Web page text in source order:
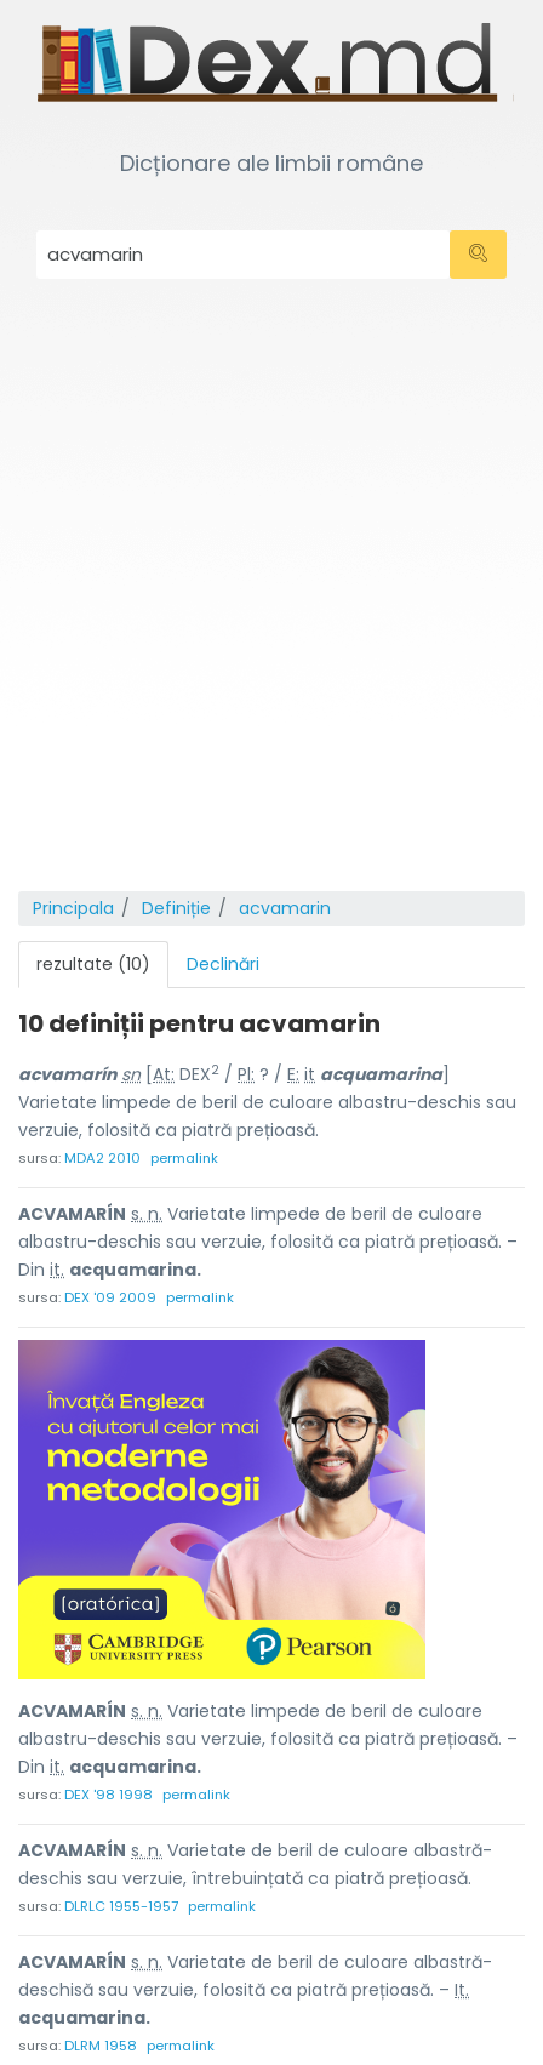
Dicționare ale limbii române
Principala Definiție acvamarin
rezultate (10) Declinări
10 definiții pentru acvamarin
acvamarín sn[ At: DEX2 / Pl: ? / E: it acquamarina]
Varietate limpede de beril de culoare albastru-deschis sau
verzuie, folosită ca piatră prețioasă.
sursa:MDA2 2010 permalink
ACVAMARÍN s. n. Varietate limpede de beril de culoare
albastru-deschis sau verzuie, folosită ca piatră prețioasă. –
Din it. acquamarina.
sursa:DEX '09 2009 permalink
ACVAMARÍN s. n. Varietate limpede de beril de culoare
albastru-deschis sau verzuie, folosită ca piatră prețioasă. –
Din it. acquamarina.
sursa:DEX '98 1998 permalink
ACVAMARÍN s. n. Varietate de beril de culoare albastră-
deschis sau verzuie, întrebuințată ca piatră prețioasă.
sursa:DLRLC 1955-1957 permalink
ACVAMARÍN s. n. Varietate de beril de culoare albastră-
deschisă sau verzuie, folosită ca piatră prețioasă. – It.
acquamarina.
sursa:DLRM 1958 permalink